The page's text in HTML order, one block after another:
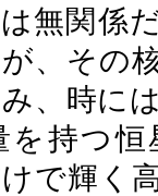
無関係
、その
、時に
を持つ
で輝く